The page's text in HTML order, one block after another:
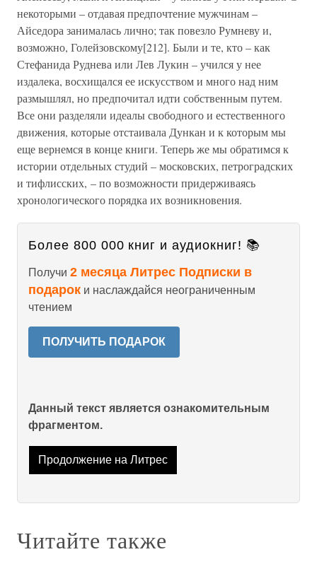
некоторыми – отдавая предпочтение мужчинам –
Айседора занималась лично; так повезло Румневу и,
возможно, Голейзовскому[212]. Были и те, кто – как
Стефанида Руднева или Лев Лукин – учился у нее
издалека, восхищался ее искусством и много над ним
размышлял, но предпочитал идти собственным путем.
Все они разделяли идеалы свободного и естественного
движения, которые отстаивала Дункан и к которым мы
еще вернемся в конце книги. Теперь же мы обратимся к
истории отдельных студий – московских, петроградских
и тифлисских, – по возможности придерживаясь
хронологического порядка их возникновения.
Более 800 000 книг и аудиокниг! 📚
Получи 2 месяца Литрес Подписки в
подарок и наслаждайся неограниченным
чтением
ПОЛУЧИТЬ ПОДАРОК
Данный текст является ознакомительным
фрагментом.
Продолжение на Литрес
Читайте также